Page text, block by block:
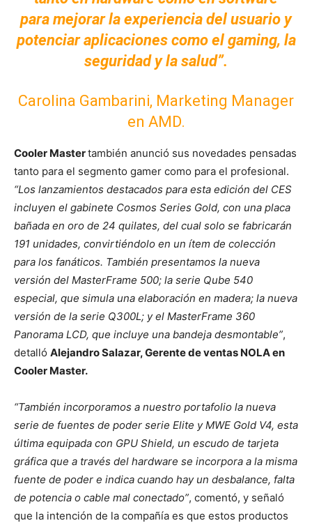
para mejorar la experiencia del usuario y
potenciar aplicaciones como el gaming, la
seguridad y la salud”.
Carolina Gambarini, Marketing Manager
en AMD.
Cooler Mastertambién anunció sus novedades pensadas
tanto para el segmento gamer como para el profesional.
“Los lanzamientos destacados para esta edición del CES
incluyen el gabinete Cosmos Series Gold, con una placa
bañada en oro de 24 quilates, del cual solo se fabricarán
191 unidades, convirtiéndolo en un ítem de colección
para los fanáticos. También presentamos la nueva
versión del MasterFrame 500; la serie Qube 540
especial, que simula una elaboración en madera; la nueva
versión de la serie Q300L; y el MasterFrame 360
Panorama LCD, que incluye una bandeja desmontable”,
detalló Alejandro Salazar, Gerente de ventas NOLA en
Cooler Master.
“También incorporamos a nuestro portafolio la nueva
serie de fuentes de poder serie Elite y MWE Gold V4, esta
última equipada con GPU Shield, un escudo de tarjeta
gráfica que a través del hardware se incorpora a la misma
fuente de poder e indica cuando hay un desbalance, falta
de potencia o cable mal conectado”, comentó, y señaló
que la intención de la compañía es que estos productos